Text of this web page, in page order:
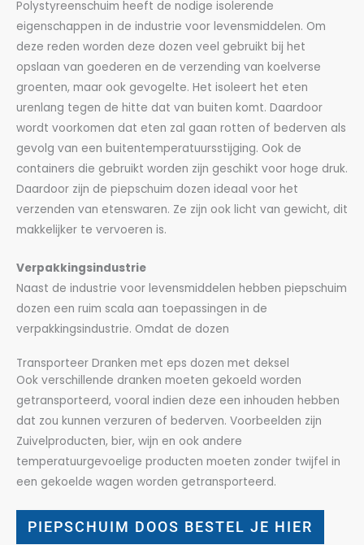
Polystyreenschuim heeft de nodige isolerende
eigenschappen in de industrie voor levensmiddelen. Om
deze reden worden deze dozen veel gebruikt bij het
opslaan van goederen en de verzending van koelverse
groenten, maar ook gevogelte. Het isoleert het eten
urenlang tegen de hitte dat van buiten komt. Daardoor
wordt voorkomen dat eten zal gaan rotten of bederven als
gevolg van een buitentemperatuursstijging. Ook de
containers die gebruikt worden zijn geschikt voor hoge druk.
Daardoor zijn de piepschuim dozen ideaal voor het
verzenden van etenswaren. Ze zijn ook licht van gewicht, dit
makkelijker te vervoeren is.
Verpakkingsindustrie
Naast de industrie voor levensmiddelen hebben piepschuim
dozen een ruim scala aan toepassingen in de
verpakkingsindustrie. Omdat de dozen
Transporteer Dranken met eps dozen met deksel
Ook verschillende dranken moeten gekoeld worden
getransporteerd, vooral indien deze een inhouden hebben
dat zou kunnen verzuren of bederven. Voorbeelden zijn
Zuivelproducten, bier, wijn en ook andere
temperatuurgevoelige producten moeten zonder twijfel in
een gekoelde wagen worden getransporteerd.
PIEPSCHUIM DOOS BESTEL JE HIER